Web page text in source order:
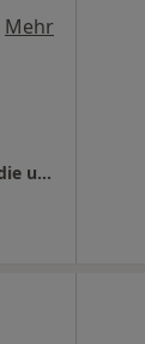
Mehr
Orthopedics- Jonas Tecle Facharzt für Orthopädie und Unfallchirurgie im verifyMED Facharztzentrum